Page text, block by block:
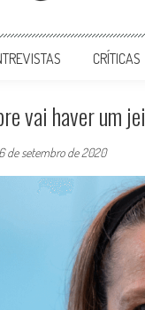
CRÍTICAS
vai haver um
de setembro de 2020